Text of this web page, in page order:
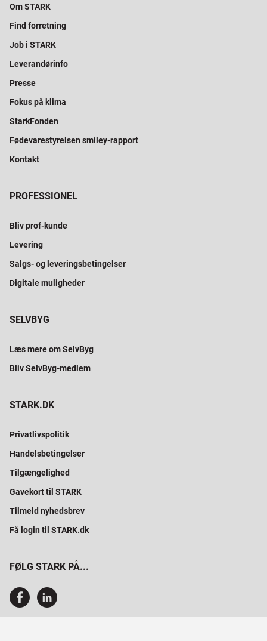
Om STARK
Find forretning
Job i STARK
Leverandørinfo
Presse
Fokus på klima
StarkFonden
Fødevarestyrelsen smiley-rapport
Kontakt
PROFESSIONEL
Bliv prof-kunde
Levering
Salgs- og leveringsbetingelser
Digitale muligheder
SELVBYG
Læs mere om SelvByg
Bliv SelvByg-medlem
STARK.DK
Privatlivspolitik
Handelsbetingelser
Tilgængelighed
Gavekort til STARK
Tilmeld nyhedsbrev
Få login til STARK.dk
FØLG STARK PÅ...